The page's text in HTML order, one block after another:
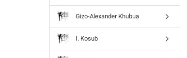
Gizo-Alexander Khubua
I. Kosub